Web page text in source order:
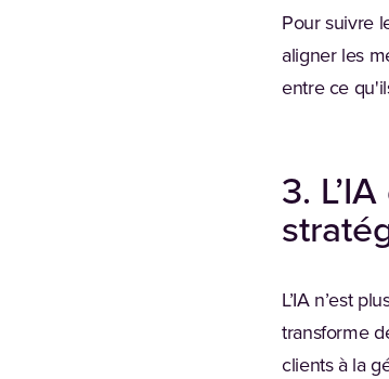
Pour suivre
aligner les
entre ce
3.
L’IA n’est
transforme
clients à la